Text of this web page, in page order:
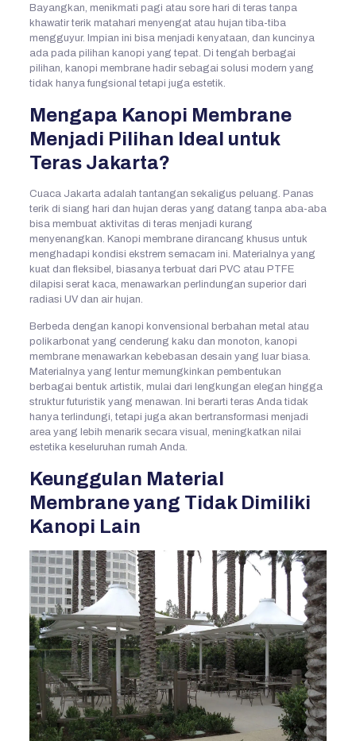
Bayangkan, menikmati pagi atau sore hari di teras tanpa
khawatir terik matahari menyengat atau hujan tiba-tiba
mengguyur. Impian ini bisa menjadi kenyataan, dan kuncinya
ada pada pilihan kanopi yang tepat. Di tengah berbagai
pilihan, kanopi membrane hadir sebagai solusi modern yang
tidak hanya fungsional tetapi juga estetik.
Mengapa Kanopi Membrane
Menjadi Pilihan Ideal untuk
Teras Jakarta?
Cuaca Jakarta adalah tantangan sekaligus peluang. Panas
terik di siang hari dan hujan deras yang datang tanpa aba-aba
bisa membuat aktivitas di teras menjadi kurang
menyenangkan. Kanopi membrane dirancang khusus untuk
menghadapi kondisi ekstrem semacam ini. Materialnya yang
kuat dan fleksibel, biasanya terbuat dari PVC atau PTFE
dilapisi serat kaca, menawarkan perlindungan superior dari
radiasi UV dan air hujan.
Berbeda dengan kanopi konvensional berbahan metal atau
polikarbonat yang cenderung kaku dan monoton, kanopi
membrane menawarkan kebebasan desain yang luar biasa.
Materialnya yang lentur memungkinkan pembentukan
berbagai bentuk artistik, mulai dari lengkungan elegan hingga
struktur futuristik yang menawan. Ini berarti teras Anda tidak
hanya terlindungi, tetapi juga akan bertransformasi menjadi
area yang lebih menarik secara visual, meningkatkan nilai
estetika keseluruhan rumah Anda.
Keunggulan Material
Membrane yang Tidak Dimiliki
Kanopi Lain